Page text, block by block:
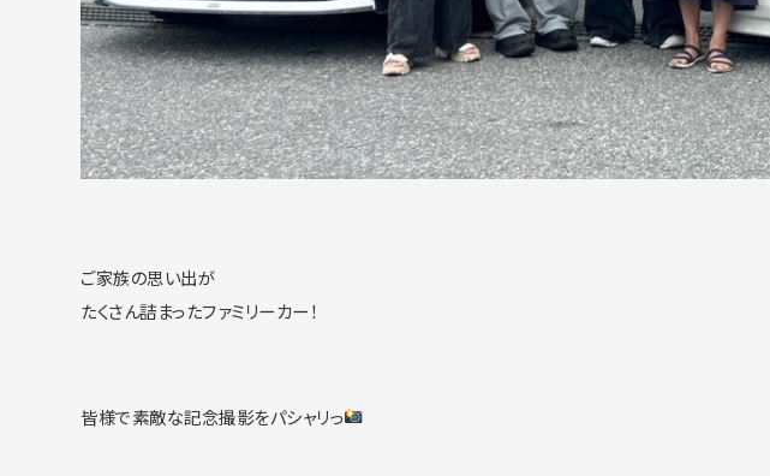
ご家族の思い出が
たくさん詰まったファミリーカー！
皆様で素敵な記念撮影をパシャリっ